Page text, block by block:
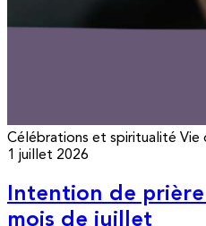
Célébrations et spiritualité Vie
1 juillet 2026
Intention de
mois de juillet